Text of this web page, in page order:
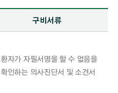
구비서류
환자가 자필서명을 할 수 없음을
확인하는 의사진단서 및 소견서